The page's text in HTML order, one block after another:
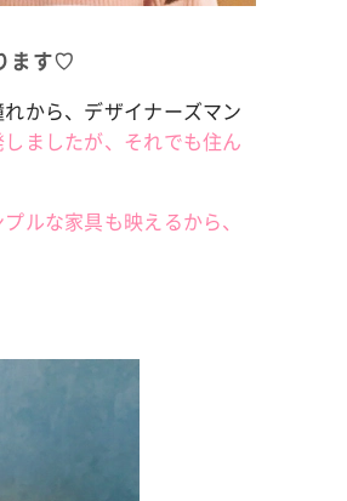
ます♡
から、デザイナーズマン
ましたが、それでも住ん
ルな家具も映えるから、